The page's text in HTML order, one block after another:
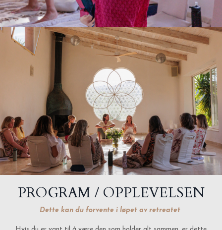
PROGRAM / OPPLEVELSEN
Dette kan du forvente i løpet av retreatet